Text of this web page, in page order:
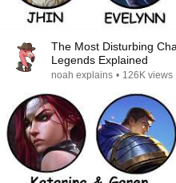
The Most Disturbing
Legends Explained
noah explains • 126K views